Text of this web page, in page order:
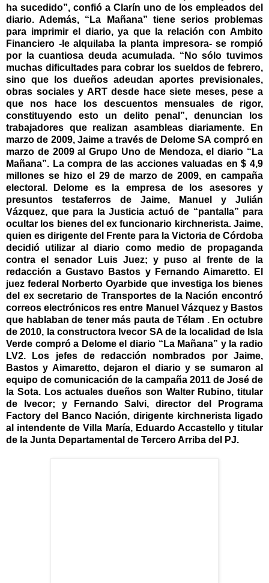
ha sucedido”, confió a Clarín uno de los empleados del
diario. Además, “La Mañana” tiene serios problemas
para imprimir el diario, ya que la relación con Ambito
Financiero -le alquilaba la planta impresora- se rompió
por la cuantiosa deuda acumulada. “No sólo tuvimos
muchas dificultades para cobrar los sueldos de febrero,
sino que los dueños adeudan aportes previsionales,
obras sociales y ART desde hace siete meses, pese a
que nos hace los descuentos mensuales de rigor,
constituyendo esto un delito penal”, denuncian los
trabajadores que realizan asambleas diariamente. En
marzo de 2009, Jaime a través de Delome SA compró en
marzo de 2009 al Grupo Uno de Mendoza, el diario “La
Mañana”. La compra de las acciones valuadas en $ 4,9
millones se hizo el 29 de marzo de 2009, en campaña
electoral. Delome es la empresa de los asesores y
presuntos testaferros de Jaime, Manuel y Julián
Vázquez, que para la Justicia actuó de “pantalla” para
ocultar los bienes del ex funcionario kirchnerista. Jaime,
quien es dirigente del Frente para la Victoria de Córdoba
decidió utilizar al diario como medio de propaganda
contra el senador Luis Juez; y puso al frente de la
redacción a Gustavo Bastos y Fernando Aimaretto. El
juez federal Norberto Oyarbide que investiga los bienes
del ex secretario de Transportes de la Nación encontró
correos electrónicos res entre Manuel Vázquez y Bastos
que hablaban de tener más pauta de Télam . En octubre
de 2010, la constructora Ivecor SA de la localidad de Isla
Verde compró a Delome el diario “La Mañana” y la radio
LV2. Los jefes de redacción nombrados por Jaime,
Bastos y Aimaretto, dejaron el diario y se sumaron al
equipo de comunicación de la campaña 2011 de José de
la Sota. Los actuales dueños son Walter Rubino, titular
de Ivecor; y Fernando Salvi, director del Programa
Factory del Banco Nación, dirigente kirchnerista ligado
al intendente de Villa María, Eduardo Accastello y titular
de la Junta Departamental de Tercero Arriba del PJ.